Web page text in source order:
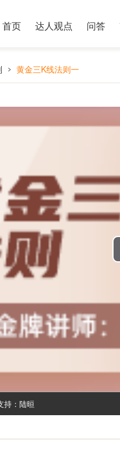
首页 达人观点 问答
黄金三K线法则一
i
持：陆晅